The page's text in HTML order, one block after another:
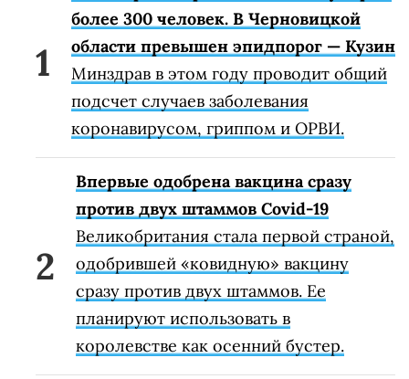
более 300 человек. В Черновицкой
области превышен эпидпорог — Кузин
Минздрав в этом году проводит общий
подсчет случаев заболевания
коронавирусом, гриппом и ОРВИ.
Впервые одобрена вакцина сразу
против двух штаммов Covid-19
Великобритания стала первой страной,
одобрившей «ковидную» вакцину
сразу против двух штаммов. Ее
планируют использовать в
королевстве как осенний бустер.